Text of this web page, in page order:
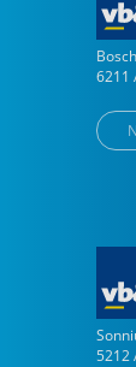
6211
5212